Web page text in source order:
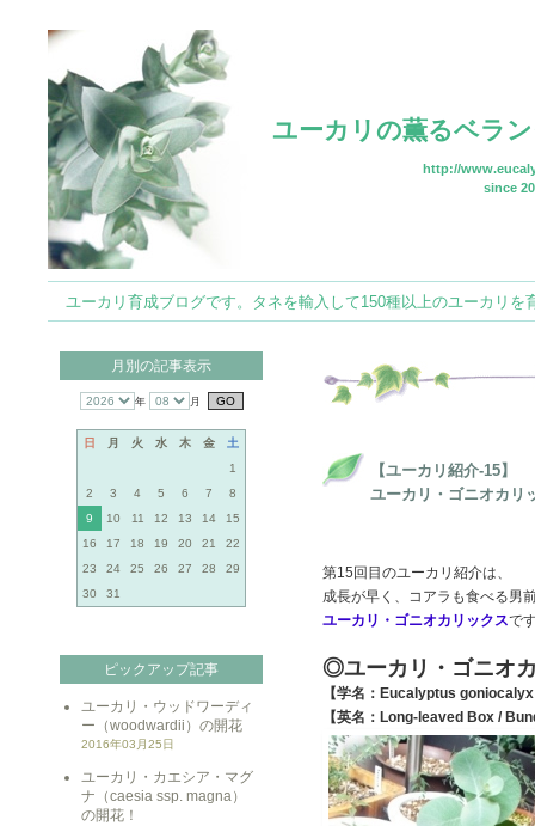
ユーカリの薫るベラ
http://
since
ユーカリ育成ブログです。タネを輸入して150種以上のユーカリ
月別の記事表示
年 月
日 月 火 水 木 金
土
1
2
3 4 5 6 7
8
9
10 11 12 13 14
15
16
17 18 19 20 21
22
23
24 25 26 27 28
29
30
31
ピックアップ記事
ユーカリ・ウッドワーディ
ー（woodwardii）の開花
2016年03月25日
ユーカリ・カエシア・マグ
ナ（caesia ssp. magna）
の開花！
【ユーカリ紹介-15】
ユーカリ・ゴニオカ
第15回目のユーカリ紹介は、
成長が早く、コアラも食べる男
ユーカリ・ゴニオカリックスで
◎ユーカリ・ゴニオ
【学名：Eucalyptus
【英名：Long-leaved Box /